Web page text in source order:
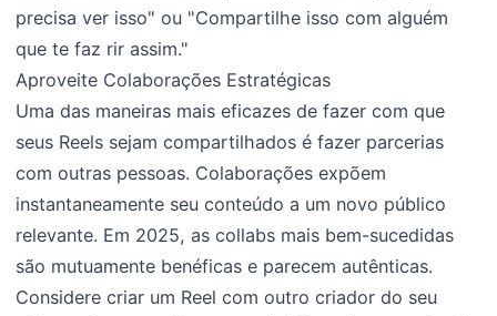
precisa ver isso" ou "Compartilhe isso com alguém
que te faz rir assim."
Aproveite Colaborações Estratégicas
Uma das maneiras mais eficazes de fazer com que
seus Reels sejam compartilhados é fazer parcerias
com outras pessoas. Colaborações expõem
instantaneamente seu conteúdo a um novo público
relevante. Em 2025, as collabs mais bem-sucedidas
são mutuamente benéficas e parecem autênticas.
Considere criar um Reel com outro criador do seu